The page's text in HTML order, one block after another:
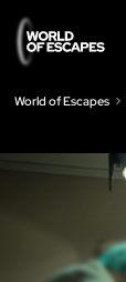
World of Escapes